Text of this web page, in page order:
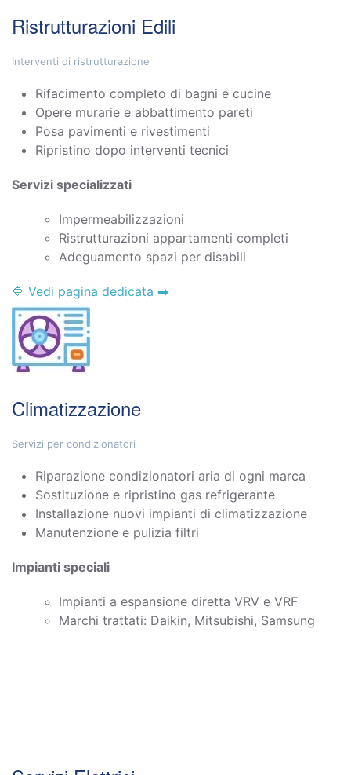
Ristrutturazioni Edili
Interventi di ristrutturazione
Rifacimento completo di bagni e cucine
Opere murarie e abbattimento pareti
Posa pavimenti e rivestimenti
Ripristino dopo interventi tecnici
Servizi specializzati
Impermeabilizzazioni
Ristrutturazioni appartamenti completi
Adeguamento spazi per disabili
🔷 Vedi pagina dedicata ➡️
Climatizzazione
Servizi per condizionatori
Riparazione condizionatori aria di ogni marca
Sostituzione e ripristino gas refrigerante
Installazione nuovi impianti di climatizzazione
Manutenzione e pulizia filtri
Impianti speciali
Impianti a espansione diretta VRV e VRF
Marchi trattati: Daikin, Mitsubishi, Samsung